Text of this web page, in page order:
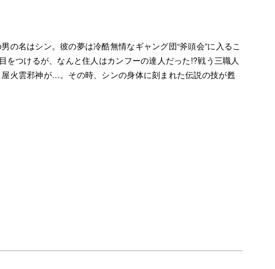
の名はシン。彼の夢は冷酷無情なギャング団“斧頭会”に入るこ
をつけるが、なんと住人はカンフーの達人だった!?戦う三職人
火雲邪神が…。その時、シンの身体に刻まれた伝説の技が甦